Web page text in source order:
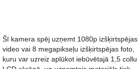
Šī kamera spēj uzņemt 1080p izšķirtspējas
video vai 8 megapikseļu izšķirtspējas foto,
kuru var uzreiz aplūkot iebūvētajā 1,5 collu